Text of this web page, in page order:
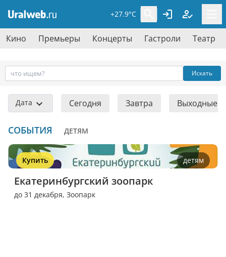
+27.9°C
Кино Премьеры Концерты Гастроли Театр
Искать
Дата Сегодня Завтра Выходные
СОБЫТИЯ ДЕТЯМ
Купить детям
Екатеринбургский зоопарк
до 31 декабря, Зоопарк